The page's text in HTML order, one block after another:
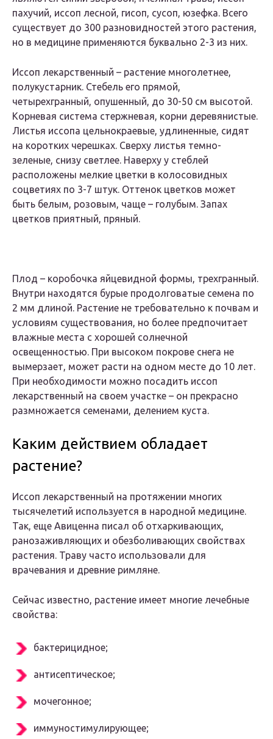
пахучий, иссоп лесной, гисоп, сусоп, юзефка. Всего
существует до 300 разновидностей этого растения,
но в медицине применяются буквально 2-3 из них.
Иссоп лекарственный – растение многолетнее,
полукустарник. Стебель его прямой,
четырехгранный, опушенный, до 30-50 см высотой.
Корневая система стержневая, корни деревянистые.
Листья иссопа цельнокраевые, удлиненные, сидят
на коротких черешках. Сверху листья темно-
зеленые, снизу светлее. Наверху у стеблей
расположены мелкие цветки в колосовидных
соцветиях по 3-7 штук. Оттенок цветков может
быть белым, розовым, чаще – голубым. Запах
цветков приятный, пряный.
Плод – коробочка яйцевидной формы, трехгранный.
Внутри находятся бурые продолговатые семена по
2 мм длиной. Растение не требовательно к почвам и
условиям существования, но более предпочитает
влажные места с хорошей солнечной
освещенностью. При высоком покрове снега не
вымерзает, может расти на одном месте до 10 лет.
При необходимости можно посадить иссоп
лекарственный на своем участке – он прекрасно
размножается семенами, делением куста.
Каким действием обладает
растение?
Иссоп лекарственный на протяжении многих
тысячелетий используется в народной медицине.
Так, еще Авиценна писал об отхаркивающих,
ранозаживляющих и обезболивающих свойствах
растения. Траву часто использовали для
врачевания и древние римляне.
Сейчас известно, растение имеет многие лечебные
свойства:
бактерицидное;
антисептическое;
мочегонное;
иммуностимулирующее;